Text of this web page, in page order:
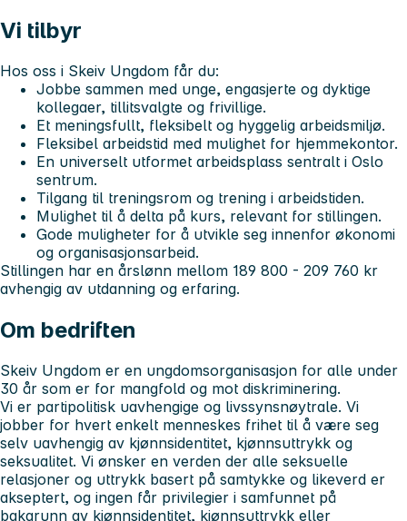
Vi tilbyr
Hos oss i Skeiv Ungdom får du:
Jobbe sammen med unge, engasjerte og dyktige
kollegaer, tillitsvalgte og frivillige.
Et meningsfullt, fleksibelt og hyggelig arbeidsmiljø.
Fleksibel arbeidstid med mulighet for hjemmekontor.
En universelt utformet arbeidsplass sentralt i Oslo
sentrum.
Tilgang til treningsrom og trening i arbeidstiden.
Mulighet til å delta på kurs, relevant for stillingen.
Gode muligheter for å utvikle seg innenfor økonomi
og organisasjonsarbeid.
Stillingen har en årslønn mellom 189 800 - 209 760 kr
avhengig av utdanning og erfaring.
Om bedriften
Skeiv Ungdom er en ungdomsorganisasjon for alle under
30 år som er for mangfold og mot diskriminering.
Vi er partipolitisk uavhengige og livssynsnøytrale. Vi
jobber for hvert enkelt menneskes frihet til å være seg
selv uavhengig av kjønnsidentitet, kjønnsuttrykk og
seksualitet. Vi ønsker en verden der alle seksuelle
relasjoner og uttrykk basert på samtykke og likeverd er
akseptert, og ingen får privilegier i samfunnet på
bakgrunn av kjønnsidentitet, kjønnsuttrykk eller